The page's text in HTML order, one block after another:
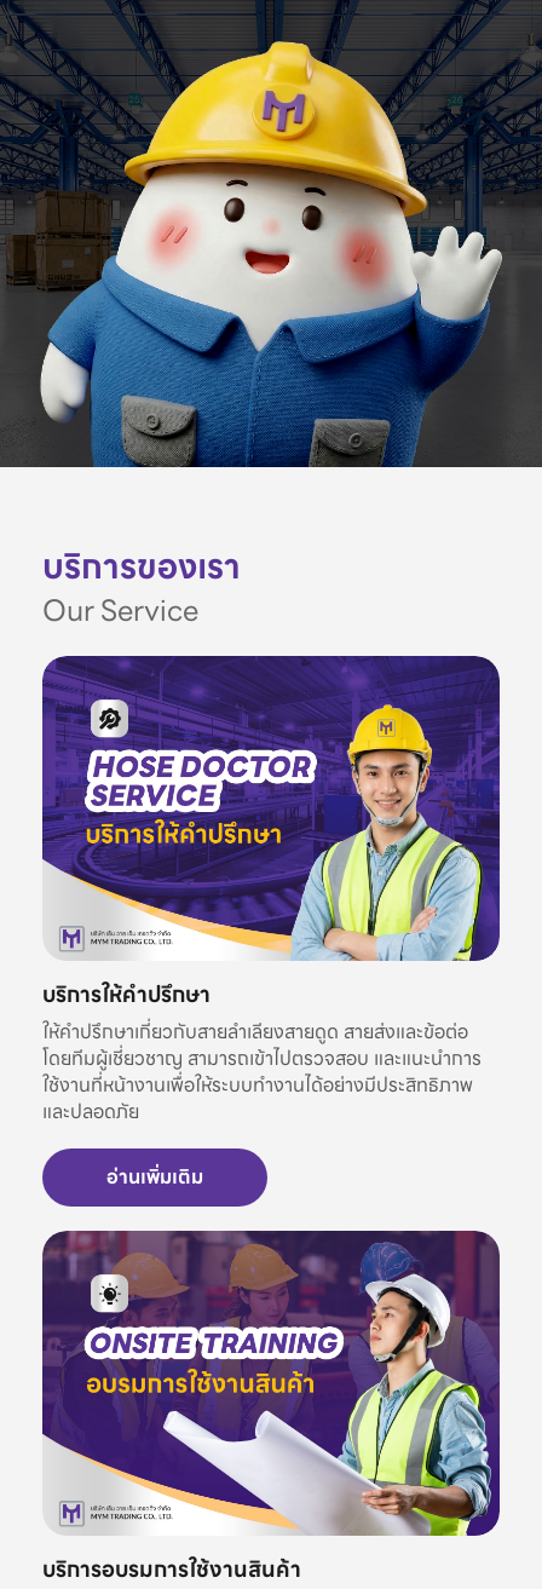
บริการของเรา
Our Service
บริการให้คำปรึกษา
ให้คำปรึกษาเกี่ยวกับสายลำเลียงสายดูด สายส่งและข้อต่อ
โดยทีมผู้เชี่ยวชาญ สามารถเข้าไปตรวจสอบ และแนะนำการ
ใช้งานที่หน้างานเพื่อให้ระบบทำงานได้อย่างมีประสิทธิภาพ
และปลอดภัย
อ่านเพิ่มเติม
บริการอบรมการใช้งานสินค้า